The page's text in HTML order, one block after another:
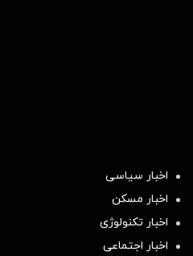
اخبار سیاسی
اخبار مسکن
اخبار تکنولوژی
اخبار اجتماعی